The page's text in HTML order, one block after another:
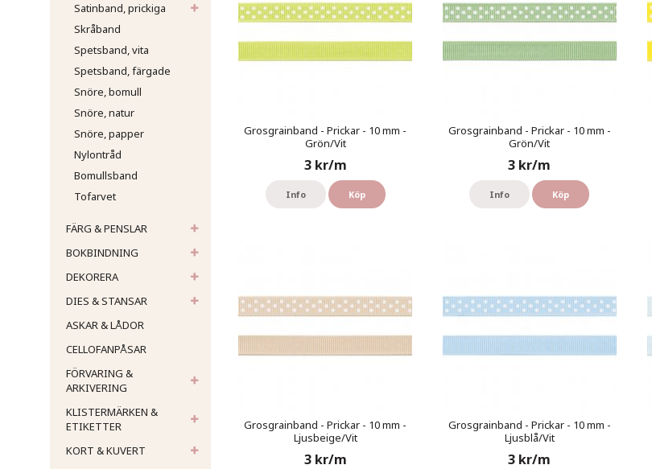
Satinband, prickiga
Skråband
Spetsband, vita
Spetsband, färgade
Snöre, bomull
Snöre, natur
Snöre, papper
Nylontråd
Bomullsband
Tofarvet
FÄRG & PENSLAR
BOKBINDNING
DEKORERA
DIES & STANSAR
ASKAR & LÅDOR
CELLOFANPÅSAR
FÖRVARING &
ARKIVERING
KLISTERMÄRKEN &
ETIKETTER
KORT & KUVERT
Grosgrainband - Prickar - 10 mm -
Grön/Vit
3 kr/m
Info Köp
Grosgrainband - Prickar - 10 mm -
Grön/Vit
3 kr/m
Info Köp
Grosgrainband - Prickar - 10 mm -
Ljusbeige/Vit
3 kr/m
Grosgrainband - Prickar - 10 mm -
Ljusblå/Vit
3 kr/m